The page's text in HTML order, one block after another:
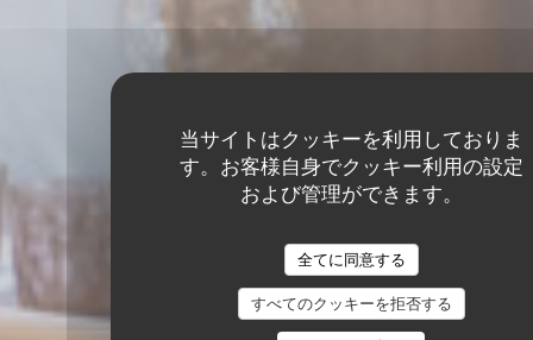
当サイトはクッキーを利用しておりま
す。お客様自身でクッキー利用の設定
および管理ができます。
全てに同意する
すべてのクッキーを拒否する